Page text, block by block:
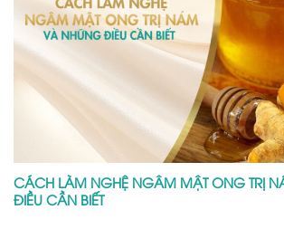
CÁCH LÀM NGHỆ NGÂM MẬT ONG TRỊ
ĐIỀU CẦN BIẾT